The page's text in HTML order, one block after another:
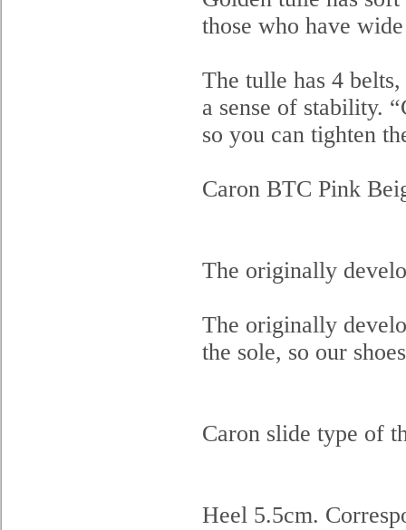
those who have
The tulle has 4
a sense of stability.
so you can tighten
Caron BTC Pink
The originally
The originally
the sole, so our
Caron slide type of
Heel 5.5cm.